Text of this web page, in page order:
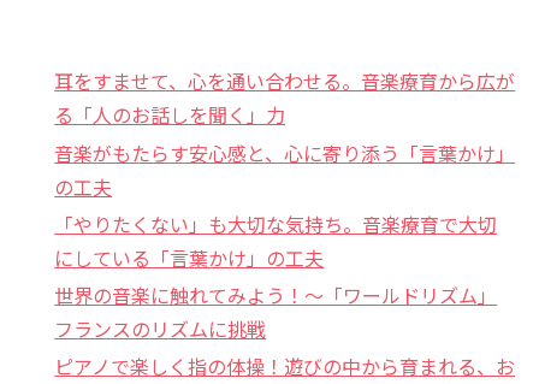
耳をすませて、心を通い合わせる。音楽療育から広が
る「人のお話しを聞く」力
音楽がもたらす安心感と、心に寄り添う「言葉かけ」
の工夫
「やりたくない」も大切な気持ち。音楽療育で大切
にしている「言葉かけ」の工夫
世界の音楽に触れてみよう！〜「ワールドリズム」
フランスのリズムに挑戦
ピアノで楽しく指の体操！遊びの中から育まれる、お